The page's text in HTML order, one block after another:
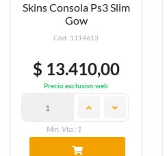
Skins Consola Ps3 Slim
Gow
Cód: 1114613
$ 13.410,00
Precio exclusivo web
Min. Vta.: 1